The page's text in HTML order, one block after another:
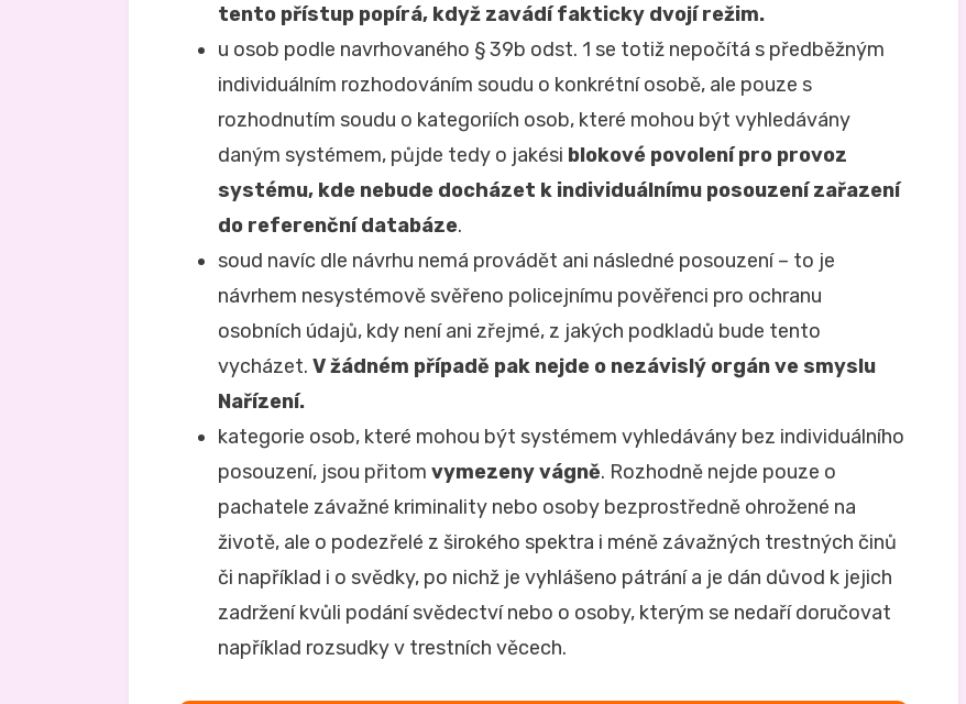
tento přístup popírá, když zavádí fakticky dvojí režim.
u osob podle navrhovaného § 39b odst. 1 se totiž nepočítá s předběžným
individuálním rozhodováním soudu o konkrétní osobě, ale pouze s
rozhodnutím soudu o kategoriích osob, které mohou být vyhledávány
daným systémem, půjde tedy o jakési blokové povolení pro provoz
systému, kde nebude docházet k individuálnímu posouzení zařazení
do referenční databáze.
soud navíc dle návrhu nemá provádět ani následné posouzení – to je
návrhem nesystémově svěřeno policejnímu pověřenci pro ochranu
osobních údajů, kdy není ani zřejmé, z jakých podkladů bude tento
vycházet. V žádném případě pak nejde o nezávislý orgán ve smyslu
Nařízení.
kategorie osob, které mohou být systémem vyhledávány bez individuálního
posouzení, jsou přitom vymezeny vágně. Rozhodně nejde pouze o
pachatele závažné kriminality nebo osoby bezprostředně ohrožené na
životě, ale o podezřelé z širokého spektra i méně závažných trestných činů
či například i o svědky, po nichž je vyhlášeno pátrání a je dán důvod k jejich
zadržení kvůli podání svědectví nebo o osoby, kterým se nedaří doručovat
například rozsudky v trestních věcech.